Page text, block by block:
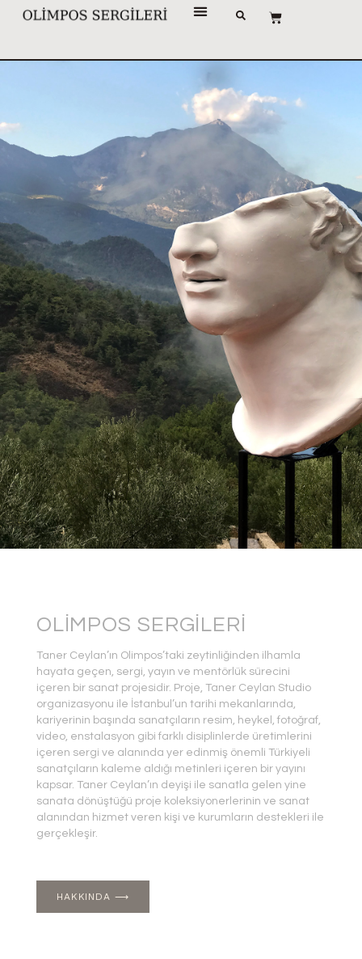
OLIMPOS SERGILERI
Taner Ceylan’ın Olimpos’taki zeytinliğinden ilhamla
hayata geçen, sergi, yayın ve mentörlük sürecini
içeren bir sanat projesidir. Proje, Taner Ceylan Studio
organizasyonu ile İstanbul’un tarihi mekanlarında,
kariyerinin başında sanatçıların resim, heykel, fotoğraf,
video, enstalasyon gibi farklı disiplinlerde üretimlerini
içeren sergi ve alanında yer edinmiş önemli Türkiyeli
sanatçıların kaleme aldığı metinleri içeren bir yayını
kapsar. Taner Ceylan’ın deyişi ile sanatla gelen yine
sanata dönüştüğü proje koleksiyonerlerinin ve sanat
alanından hizmet veren kişi ve kurumların destekleri ile
gerçekleşir.
HAKKINDA ⟶